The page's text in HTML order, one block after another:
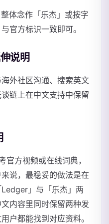
体念作「乐杰」或按字
官方标识一致即可。
说明
外社区沟通、搜索英文
链上在中文支持中保留
方视频或在线词典，
说，最稳妥的做法是在
」与「乐杰」两
内容里同时保留两种发
户都能找到对应资料。